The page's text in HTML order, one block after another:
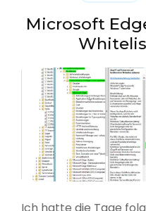
Microsoft